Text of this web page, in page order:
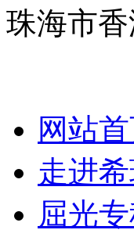
珠海市
网站
走进
屈光